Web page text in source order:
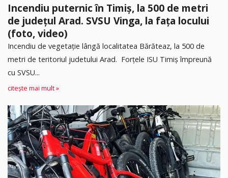
Incendiu puternic în Timiș, la 500 de metri
de județul Arad. SVSU Vinga, la fața locului
(foto, video)
Incendiu de vegetație lângă localitatea Bărăteaz, la 500 de
metri de teritoriul judetului Arad. Forțele ISU Timiș împreună
cu SVSU...
citește mai mult »